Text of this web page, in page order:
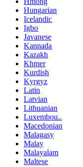
Hungarian
Icelandic
Igbo
Javanese
Kannada
Kazakh
Khmer
Kurdish
Kyrgyz
Latin
Latvian
Lithuanian
Luxembou..
Macedonian
Malagasy
Malay
Malayalam
Maltese